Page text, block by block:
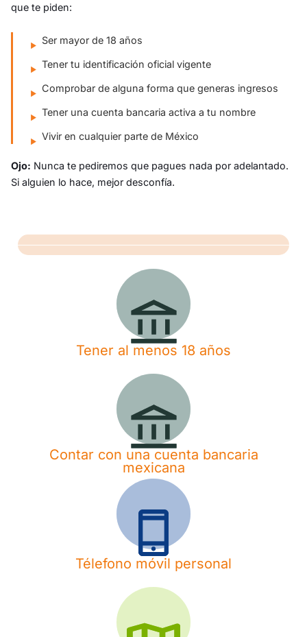
que te piden:
Ser mayor de 18 años
Tener tu identificación oficial vigente
Comprobar de alguna forma que generas ingresos
Tener una cuenta bancaria activa a tu nombre
Vivir en cualquier parte de México
Ojo: Nunca te pediremos que pagues nada por adelantado.
Si alguien lo hace, mejor desconfía.
Tener al menos 18 años
Contar con una cuenta bancaria
mexicana
Télefono móvil personal